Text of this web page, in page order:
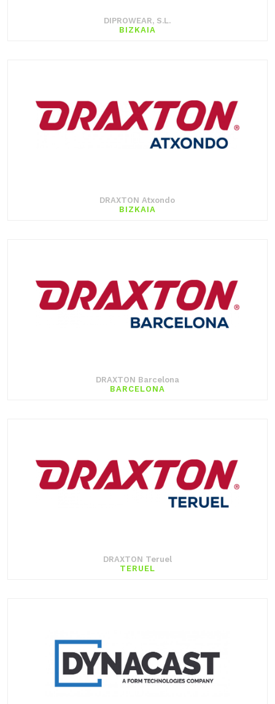
DIPROWEAR, S.L.
BIZKAIA
DRAXTON Atxondo
BIZKAIA
DRAXTON Barcelona
BARCELONA
DRAXTON Teruel
TERUEL